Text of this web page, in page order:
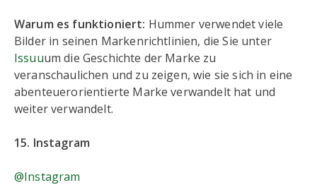
Warum es funktioniert: Hummer verwendet viele
Bilder in seinen Markenrichtlinien, die Sie unter
Issuuum die Geschichte der Marke zu
veranschaulichen und zu zeigen, wie sie sich in eine
abenteuerorientierte Marke verwandelt hat und
weiter verwandelt.
15. Instagram
@Instagram